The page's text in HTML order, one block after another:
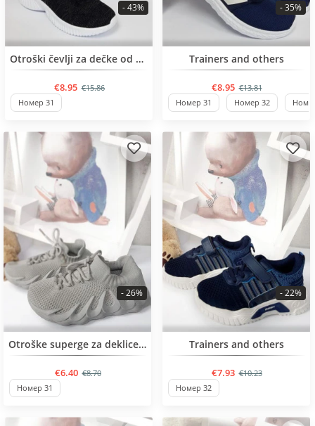
BESTSELLEROtroški čevlji za dečke od 31 do 36 št.
€8.95 €15.86
- 43%
Номер 31
BESTSELLER
Trainers and others
€8.95 €13.81
- 35%
Номер 31 Номер 32
BESTSELLEROtroške superge za deklice od 27 do 32 velikosti
€6.40 €8.70
- 26%
Номер 31
BESTSELLER
Trainers and others
€7.93 €10.23
- 22%
Номер 32